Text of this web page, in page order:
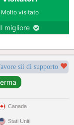
Molto visitato
Il migliore
sii di supporto
Canada
Stati Uniti